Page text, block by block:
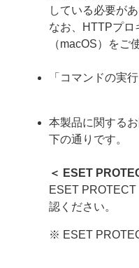
している必要が
なお、HTTPプロ
（macOS）をご
「コマンドの実
本製品に関する
下の通りです。
＜ ESET
ESET
認ください。
※ ESET